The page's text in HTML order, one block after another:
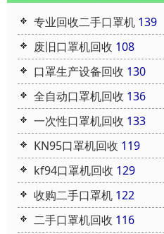
专业回收二手口罩机 139
废旧口罩机回收 108
口罩生产设备回收 130
全自动口罩机回收 136
一次性口罩机回收 133
KN95口罩机回收 119
kf94口罩机回收 129
收购二手口罩机 122
二手口罩机回收 116